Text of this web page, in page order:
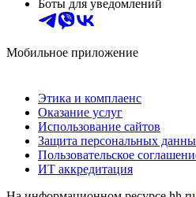
Боты для уведомлений
Мобильное приложение
Этика и комплаенс
Оказание услуг
Использование сайтов
Защита персональных
Пользовательское
ИТ аккредитация